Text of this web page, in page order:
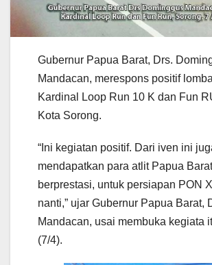
Gubernur Papua Barat, Drs.
Mandacan, merespons positif
Kardinal Loop Run 10 K dan Fun
Kota Sorong.
“Ini kegiatan positif. Dari iven ini
mendapatkan para atlit Papua
berprestasi, untuk persiapan PON
nanti,” ujar Gubernur Papua Barat,
Mandacan, usai membuka kegiata
(7/4).